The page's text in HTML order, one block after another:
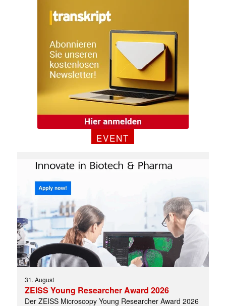
EVENT
31. August
ZEISS Young Researcher Award 2026
Der ZEISS Microscopy Young Researcher Award 2026